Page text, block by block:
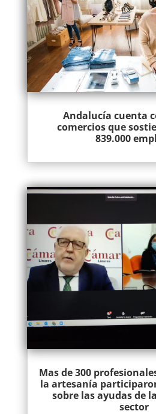
Andalucía cuenta
comercios que
839.000
Mas de 300
la artesanía
sobre las ayudas de
sector